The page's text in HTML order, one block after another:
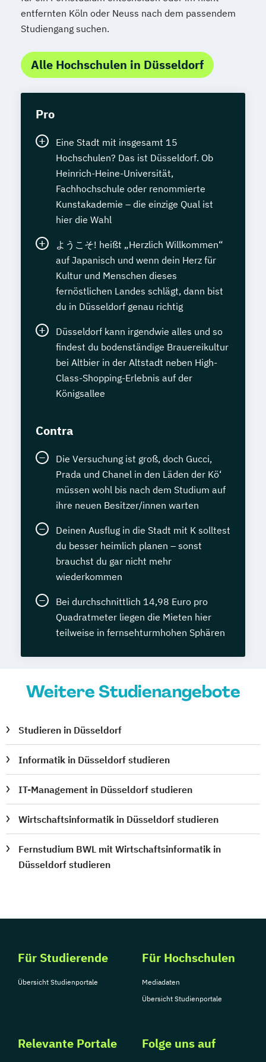
entfernten Köln oder Neuss nach dem passendem
Studiengang suchen.
Alle Hochschulen in Düsseldorf
Pro
Eine Stadt mit insgesamt 15
Hochschulen? Das ist Düsseldorf. Ob
Heinrich-Heine-Universität,
Fachhochschule oder renommierte
Kunstakademie – die einzige Qual ist
hier die Wahl
ようこそ! heißt „Herzlich Willkommen“
auf Japanisch und wenn dein Herz für
Kultur und Menschen dieses
fernöstlichen Landes schlägt, dann bist
du in Düsseldorf genau richtig
Düsseldorf kann irgendwie alles und so
findest du bodenständige Brauereikultur
bei Altbier in der Altstadt neben High-
Class-Shopping-Erlebnis auf der
Königsallee
Contra
Die Versuchung ist groß, doch Gucci,
Prada und Chanel in den Läden der Kö‘
müssen wohl bis nach dem Studium auf
ihre neuen Besitzer/innen warten
Deinen Ausflug in die Stadt mit K solltest
du besser heimlich planen – sonst
brauchst du gar nicht mehr
wiederkommen
Bei durchschnittlich 14,98 Euro pro
Quadratmeter liegen die Mieten hier
teilweise in fernsehturmhohen Sphären
Weitere Studienangebote
Studieren in Düsseldorf
Informatik in Düsseldorf studieren
IT-Management in Düsseldorf studieren
Wirtschaftsinformatik in Düsseldorf studieren
Fernstudium BWL mit Wirtschaftsinformatik in
Düsseldorf studieren
Für Studierende
Übersicht Studienportale
Für Hochschulen
Mediadaten
Übersicht Studienportale
Relevante Portale Folge uns auf